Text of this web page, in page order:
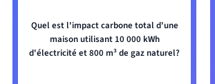
Quel est l'impact carbone total d'une
maison utilisant 10 000 kWh
d'électricité et 800 m³ de gaz naturel?